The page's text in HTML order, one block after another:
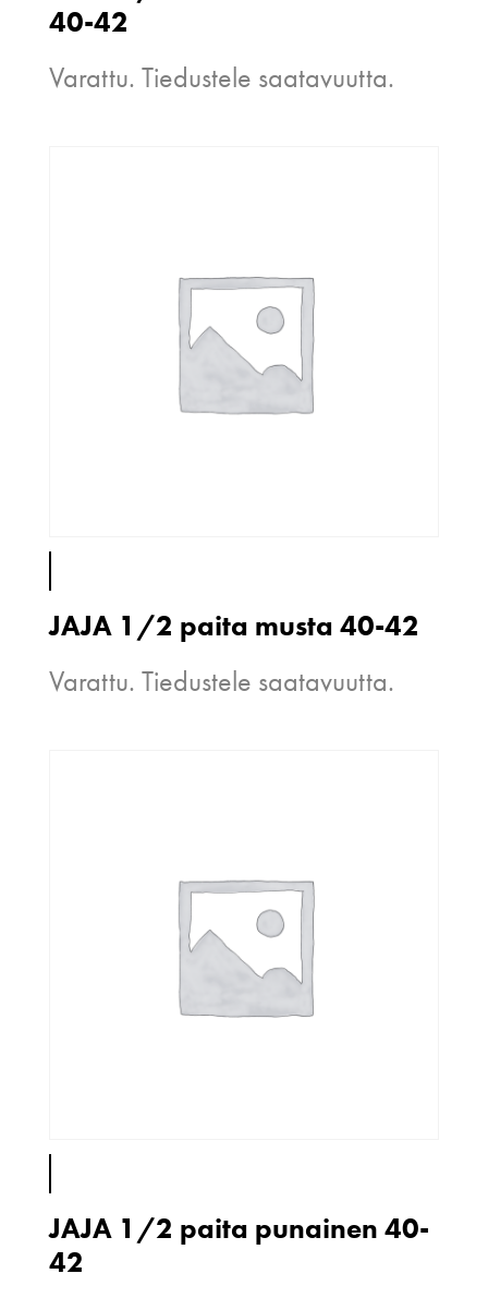
40-42
Varattu. Tiedustele saatavuutta.
JAJA 1/2 paita musta 40-42
Varattu. Tiedustele saatavuutta.
JAJA 1/2 paita punainen 40-
42